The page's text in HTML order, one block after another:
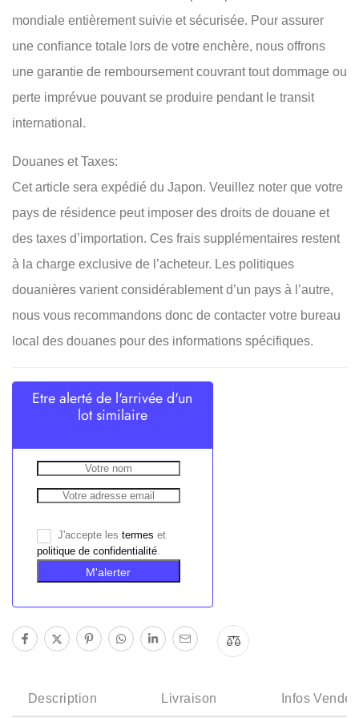
mondiale entièrement suivie et sécurisée. Pour assurer
une confiance totale lors de votre enchère, nous offrons
une garantie de remboursement couvrant tout dommage ou
perte imprévue pouvant se produire pendant le transit
international.
Douanes et Taxes:
Cet article sera expédié du Japon. Veuillez noter que votre
pays de résidence peut imposer des droits de douane et
des taxes d’importation. Ces frais supplémentaires restent
à la charge exclusive de l’acheteur. Les politiques
douanières varient considérablement d’un pays à l’autre,
nous vous recommandons donc de contacter votre bureau
local des douanes pour des informations spécifiques.
Etre alerté de l'arrivée d'un
lot similaire
J'accepte les termes et
politique de confidentialité.
M'alerter
Description Livraison Infos